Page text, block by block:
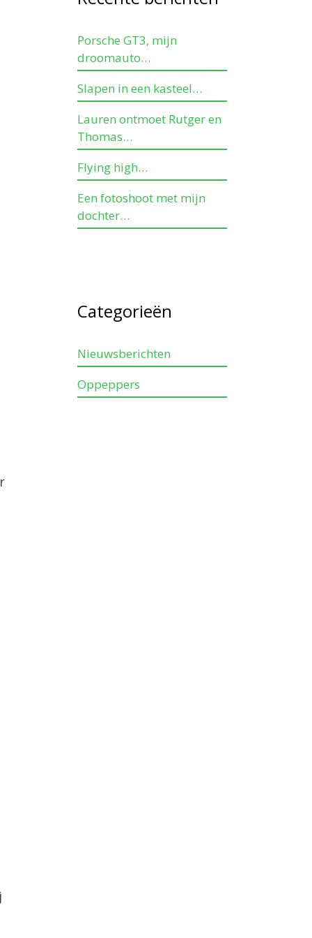
Porsche GT3, mijn
droomauto…
Slapen in een kasteel…
Lauren ontmoet Rutger en
Thomas…
Flying high…
Een fotoshoot met mijn
dochter…
Categorieën
Nieuwsberichten
Oppeppers